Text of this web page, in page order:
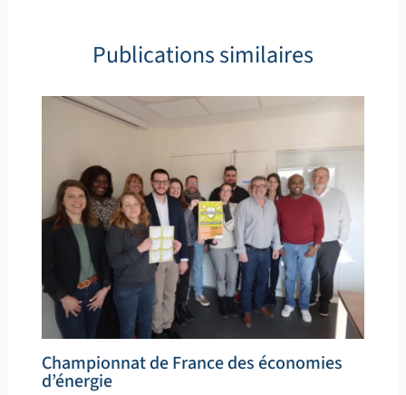
Publications similaires
Championnat de France des économies
d’énergie